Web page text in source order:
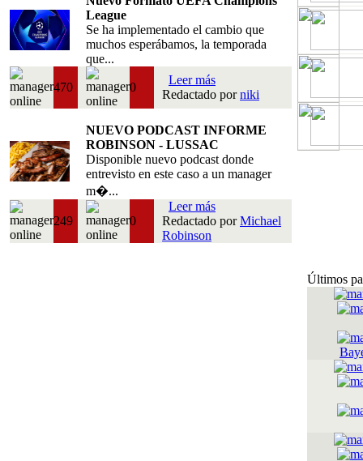
League
Se ha implementado el cambio que
muchos esperábamos, la temporada
que...
470 0
Leer más
Redactado porniki
NUEVO PODCAST INFORME
ROBINSON - LUSSAC
Disponible nuevo podcast donde
entrevisto en este caso a un manager
m�...
249 0
Leer más
Redactado porMichael
Robinson
Últimos